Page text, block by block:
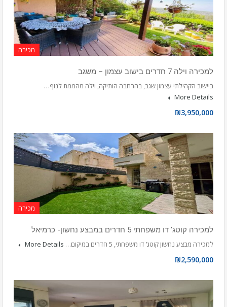
מכירה
למכירה וילה 7 חדרים בישוב עצמון – משגב
ביישוב הקהילתי עצמון שגב, בהרחבה הותיקה, וילה מהממת לנוף…
More Details
₪3,950,000
מכירה
למכירה קוטג’ דו משפחתי 5 חדרים במבצע נחשון- כרמיאל
למכירה מבצע נחשון קוטג’ דו משפחתי, 5 חדרים במיקום…
More Details
₪2,590,000